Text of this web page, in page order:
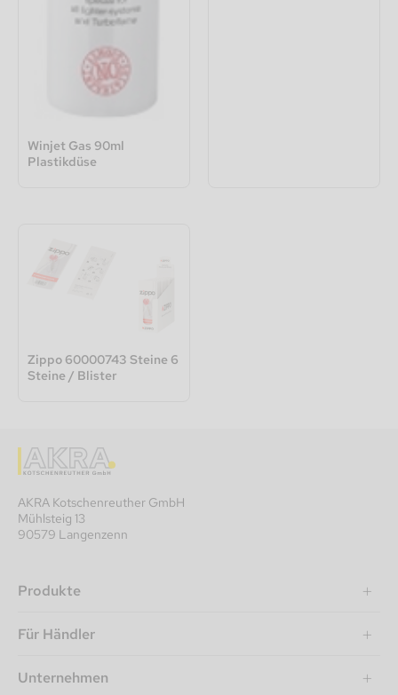
Winjet Gas 90ml
Plastikdüse
Zippo 60000743 Steine 6
Steine / Blister
AKRA Kotschenreuther GmbH
Mühlsteig 13
90579 Langenzenn
Produkte
Für Händler
Unternehmen